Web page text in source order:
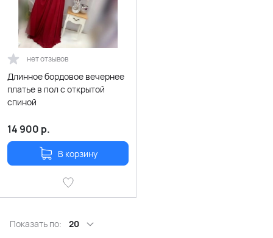
нет отзывов
Длинное бордовое вечернее
платье в пол с открытой
спиной
14 900 р.
В корзину
Показать по: 20